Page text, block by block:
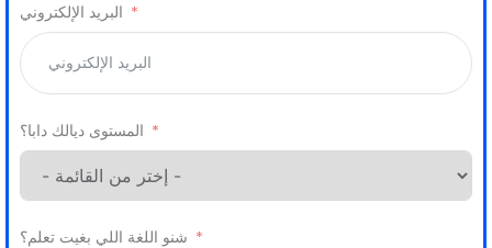
البريد الإلكتروني
المستوى ديالك دابا؟
شنو اللغة اللي بغيت تعلم؟